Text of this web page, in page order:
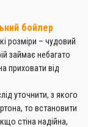
бойлер
розміри – чудовий
займає небагато
приховати від
уточнити, з якого
то встановити
стіна надійна,